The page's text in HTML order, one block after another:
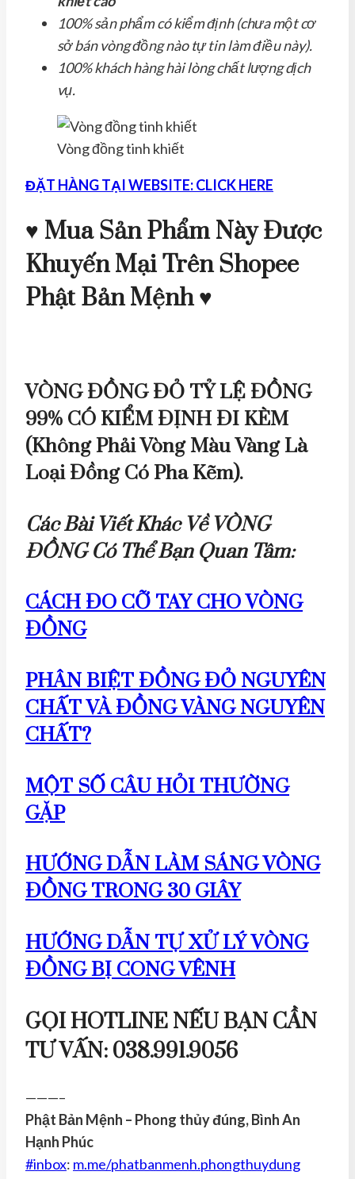
100% sản phẩm có kiểm định (chưa một cơ
sở bán vòng đồng nào tự tin làm điều này).
100% khách hàng hài lòng chất lượng dịch
vụ.
Vòng đồng tinh khiết
ĐẶT HÀNG TẠI WEBSITE: CLICK HERE
♥ Mua Sản Phẩm Này Được
Khuyến Mại Trên Shopee
Phật Bản Mệnh ♥
VÒNG ĐỒNG ĐỎ TỶ LỆ ĐỒNG
99% CÓ KIỂM ĐỊNH ĐI KÈM
(Không Phải Vòng Màu Vàng Là
Loại Đồng Có Pha Kẽm).
Các Bài Viết Khác Về VÒNG
ĐỒNG Có Thể Bạn Quan Tâm:
CÁCH ĐO CỠ TAY CHO VÒNG
ĐỒNG
PHÂN BIỆT ĐỒNG ĐỎ NGUYÊN
CHẤT VÀ ĐỒNG VÀNG NGUYÊN
CHẤT?
MỘT SỐ CÂU HỎI THƯỜNG
GẶP
HƯỚNG DẪN LÀM SÁNG VÒNG
ĐỒNG TRONG 30 GIÂY
HƯỚNG DẪN TỰ XỬ LÝ VÒNG
ĐỒNG BỊ CONG VÊNH
GỌI HOTLINE NẾU BẠN CẦN
TƯ VẤN: 038.991.9056
———–
Phật Bản Mệnh – Phong thủy đúng, Bình An
Hạnh Phúc
#inbox: m.me/phatbanmenh.phongthuydung